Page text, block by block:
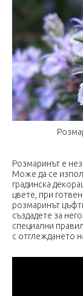
Розмаринът е
Може да се
градинска
цвете, при
розмаринът
създадете за
специални
с отглеждането